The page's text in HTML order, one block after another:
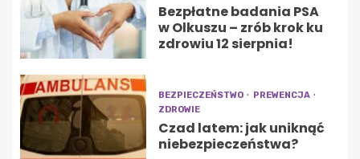
Bezpłatne badania PSA
w Olkuszu – zrób krok ku
zdrowiu 12 sierpnia!
BEZPIECZEŃSTWO
PREWENCJA
ZDROWIE
Czad latem: jak uniknąć
niebezpieczeństwa?